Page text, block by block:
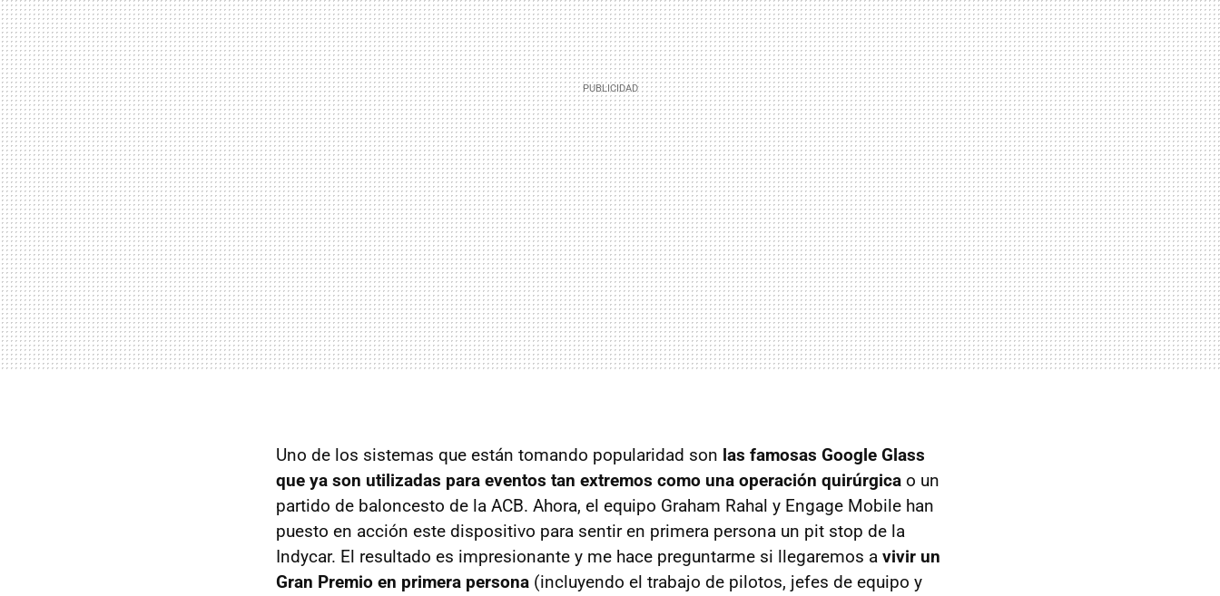
Uno de los sistemas que están tomando popularidad son las famosas Google Glass
que ya son utilizadas para eventos tan extremos como una operación quirúrgica o un
partido de baloncesto de la ACB. Ahora, el equipo Graham Rahal y Engage Mobile han
puesto en acción este dispositivo para sentir en primera persona un pit stop de la
Indycar. El resultado es impresionante y me hace preguntarme si llegaremos a vivir un
Gran Premio en primera persona (incluyendo el trabajo de pilotos, jefes de equipo y